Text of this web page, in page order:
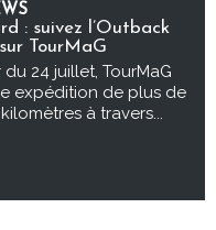
: suivez l’Outback
TourMaG
24 juillet, TourMaG
expédition de plus de
à travers...